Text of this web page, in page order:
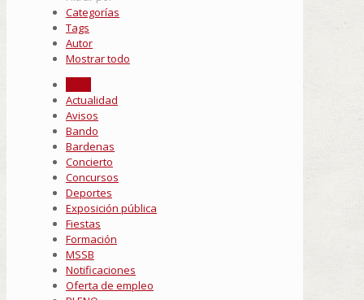
Categorías
Tags
Autor
Mostrar todo
Actualidad
Avisos
Bando
Bardenas
Concierto
Concursos
Deportes
Exposición pública
Fiestas
Formación
MSSB
Notificaciones
Oferta de empleo